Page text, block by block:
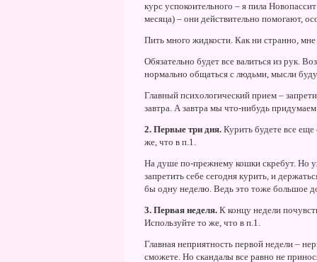
курс успокоительного – я пила
месяца) – они действительно помогают,
Пить много жидкости. Как ни странно,
Обязательно будет все валиться из рук.
нормально общаться с людьми, мысли
Главный психологический прием –
завтра. А завтра мы что-нибудь
2. Первые три дня. Курить будете все
же, что в п.1.
На душе по-прежнему кошки скребут. Но
запретить себе сегодня курить, и
бы одну неделю. Ведь это тоже большое
3. Первая неделя. К концу недели
Используйте то же, что в п.1.
Главная неприятность первой недели –
сможете. Но скандалы все равно не